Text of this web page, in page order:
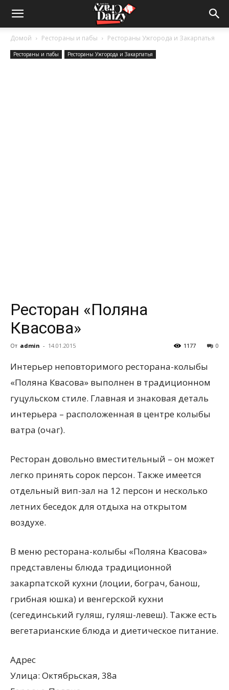
Crazy-
Daizy
Домой Рестораны и пабы Рестораны Ужгорода и Закарпатья
Рестораны и пабы Рестораны Ужгорода и Закарпатья
Ресторан «Поляна
Квасова»
От admin - 14.01.2015 0
1177
Интерьер неповторимого ресторана-колыбы
«Поляна Квасова» выполнен в традиционном
гуцульском стиле. Главная и знаковая деталь
интерьера – расположенная в центре колыбы
ватра (очаг).
Ресторан довольно вместительный – он может
легко принять сорок персон. Также имеется
отдельный вип-зал на 12 персон и несколько
летних беседок для отдыха на открытом
воздухе.
В меню ресторана-колыбы «Поляна Квасова»
представлены блюда традиционной
закарпатской кухни (лоции, бограч, банош,
грибная юшка) и венгерской кухни
(сегединський гуляш, гуляш-левеш). Также есть
вегетарианские блюда и диетическое питание.
Адрес
Улица: Октябрьская, 38а